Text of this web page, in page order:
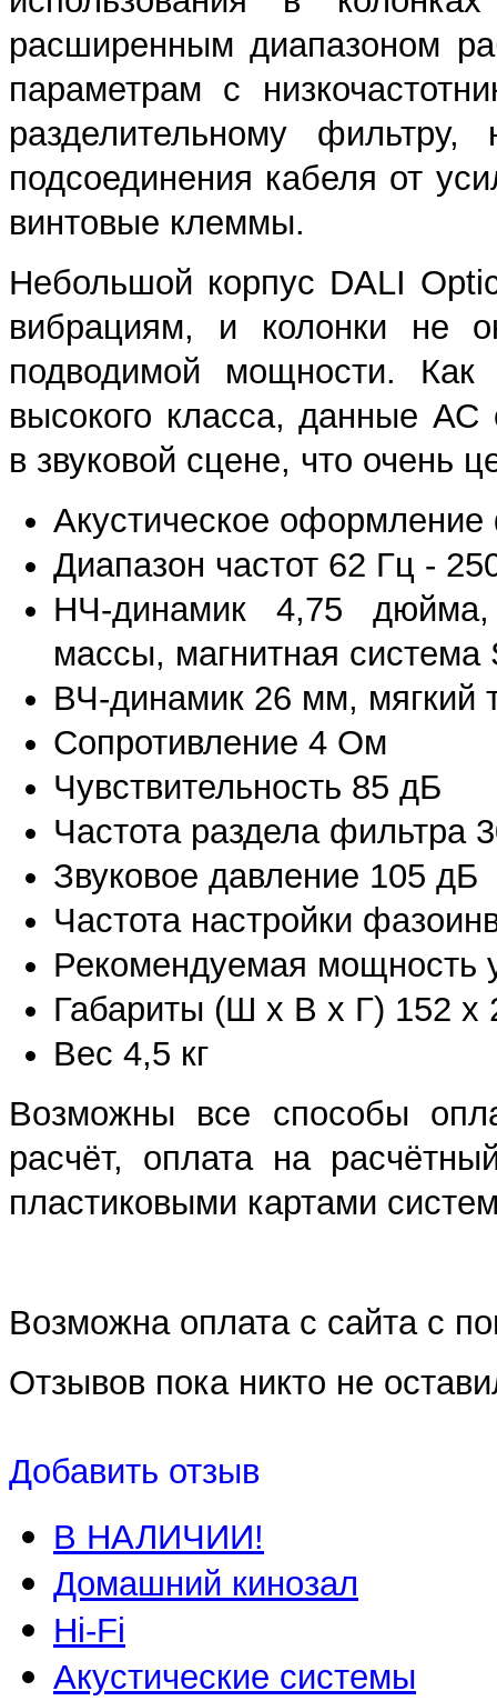
расширенным диапазоном
параметрам с
разделительному
подсоединения кабеля от
винтовые клеммы.
Небольшой корпус DALI
вибрациям, и колонки не
подводимой мощности. Как
высокого класса, данные АС
в звуковой сцене, что очень
Акустическое
Диапазон частот 62 Гц -
НЧ-динамик 4,75
массы, магнитная система
ВЧ-динамик 26 мм, мягкий
Сопротивление 4 Ом
Чувствительность 85 дБ
Частота раздела фильтра
Звуковое давление 105 дБ
Частота настройки
Рекомендуемая мощность
Габариты (Ш х В х Г) 152 х
Вес 4,5 кг
Возможны все способы
расчёт, оплата на
пластиковыми картами
Возможна оплата с сайта с
Отзывов пока никто не
Добавить отзыв
В НАЛИЧИИ!
Домашний кинозал
Hi-Fi
Акустические системы